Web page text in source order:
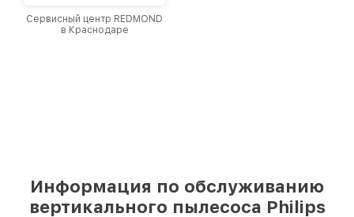
Сервисный центр REDMOND
в Краснодаре
Информация по обслуживанию
вертикального пылесоса Philips